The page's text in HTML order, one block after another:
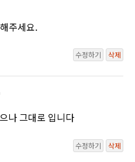
주세요.
수정하기 삭제
나 그대로 입니다
수정하기 삭제